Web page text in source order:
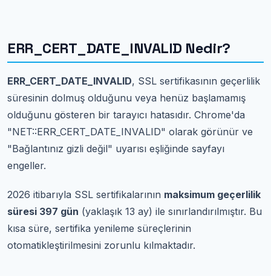
ERR_CERT_DATE_INVALID Nedir?
ERR_CERT_DATE_INVALID, SSL sertifikasının geçerlilik
süresinin dolmuş olduğunu veya henüz başlamamış
olduğunu gösteren bir tarayıcı hatasıdır. Chrome'da
"NET::ERR_CERT_DATE_INVALID" olarak görünür ve
"Bağlantınız gizli değil" uyarısı eşliğinde sayfayı
engeller.
2026 itibarıyla SSL sertifikalarının maksimum geçerlilik
süresi 397 gün (yaklaşık 13 ay) ile sınırlandırılmıştır. Bu
kısa süre, sertifika yenileme süreçlerinin
otomatikleştirilmesini zorunlu kılmaktadır.